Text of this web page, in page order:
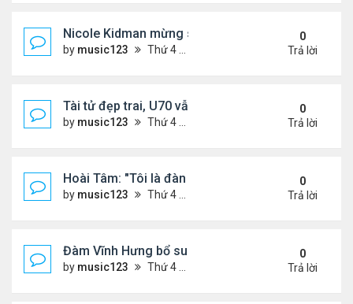
Nicole Kidman mừng sn con gái tuổi 18
by music123 Thứ 4 Tháng 7 08, 2026 7:01 pm
0
Trả lời
Tài tử đẹp trai, U70 vẫn phong độ
by music123 Thứ 4 Tháng 7 08, 2026 6:57 pm
0
Trả lời
Hoài Tâm: "Tôi là đàn ông!"
by music123 Thứ 4 Tháng 7 08, 2026 6:52 pm
0
Trả lời
Đàm Vĩnh Hưng bổ sung ca sĩ Bích Tuyền....
by music123 Thứ 4 Tháng 7 08, 2026 6:42 pm
0
Trả lời